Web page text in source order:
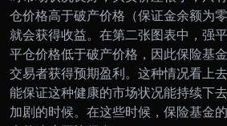
仓价格高于破产价格（保证金余额为
就会获得收益。在第二张图表中，强
平仓价格低于破产价格，因此保险基
交易者获得预期盈利。这种情况看上
能保证这种健康的市场状况能持续下
加剧的时候。在这些时候，保险基金